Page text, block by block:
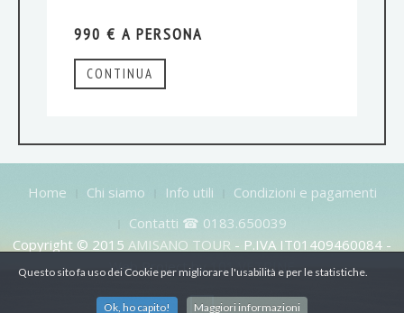
990 € A PERSONA
CONTINUA
Home Chi siamo Info utili
Condizioni e pagamenti
Contatti ☎ 0183.650039
Copyright © 2015 AMISANO TOUR - P.IVA IT01409460084 -
Web Project by
101 VETRINE
Questo sito fa uso dei Cookie per migliorare l'usabilità e per le statistiche.
Ok, ho capito! Maggiori informazioni